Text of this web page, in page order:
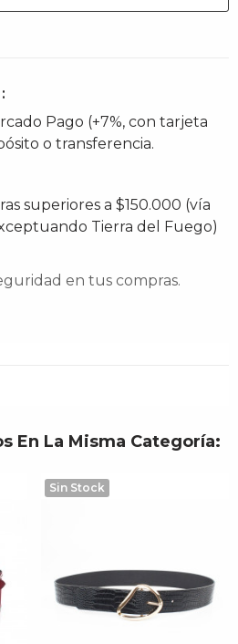
Pago (+7%, con tarjeta
o transferencia.
superiores a $150.000 (vía
Tierra del Fuego)
en tus compras.
En La Misma Categoría:
Sin Stock